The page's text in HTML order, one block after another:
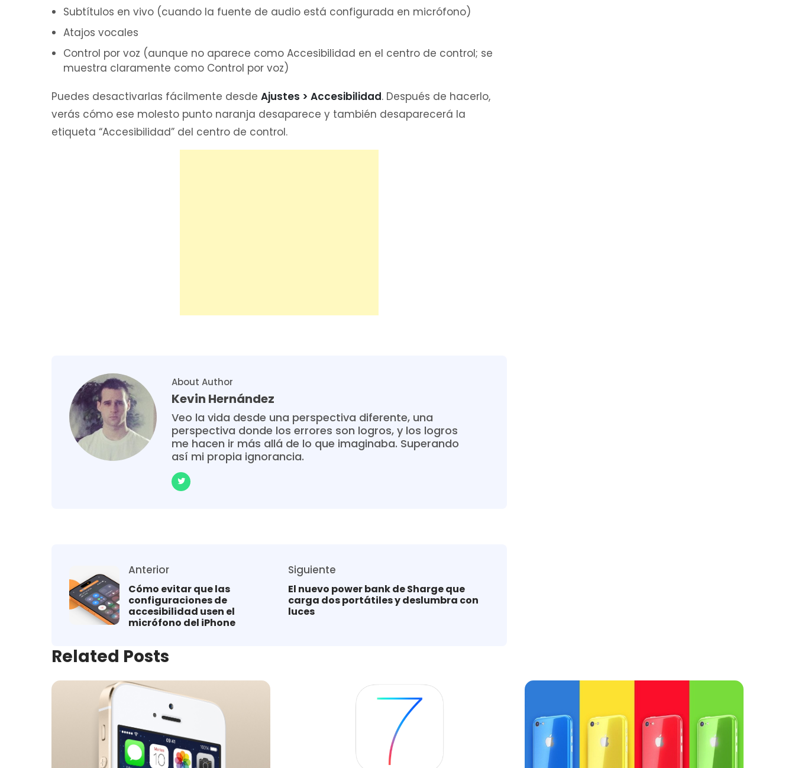
Subtítulos en vivo (cuando la fuente de audio está configurada en micrófono)
Atajos vocales
Control por voz (aunque no aparece como Accesibilidad en el centro de control; se
muestra claramente como Control por voz)
Puedes desactivarlas fácilmente desde Ajustes > Accesibilidad. Después de hacerlo,
verás cómo ese molesto punto naranja desaparece y también desaparecerá la
etiqueta “Accesibilidad” del centro de control.
About Author
Kevin Hernández
Veo la vida desde una perspectiva diferente, una
perspectiva donde los errores son logros, y los logros
me hacen ir más allá de lo que imaginaba. Superando
así mi propia ignorancia.
Anterior
Cómo evitar que las
configuraciones de
accesibilidad usen el
micrófono del iPhone
Siguiente
El nuevo power bank de Sharge que
carga dos portátiles y deslumbra con
luces
Related Posts